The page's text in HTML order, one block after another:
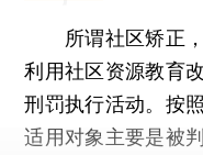
所谓社区矫正，
利用社区资源教育
刑罚执行活动。按
适用对象主要是被